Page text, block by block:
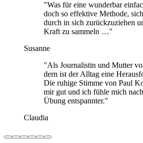
"Was für eine wun­der­bar
doch so effek­tive Methode,
durch in sich zurück­zu­zie­hen
Kraft zu sam­meln …"
Susanne
"Als Jour­na­lis­tin und Mutter
dern ist der Alltag eine
Die ruhige Stimme von Paul
mir gut und ich fühle mich
Übung ent­spann­ter."
Claudia